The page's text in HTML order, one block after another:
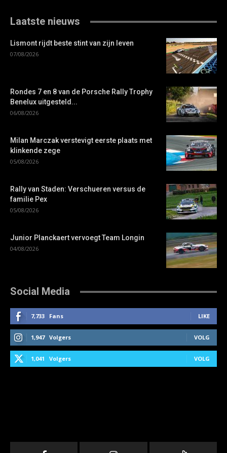
Laatste nieuws
Lismont rijdt beste stint van zijn leven
07/08/2026
Rondes 7 en 8 van de Porsche Rally Trophy
Benelux uitgesteld...
06/08/2026
Milan Marczak verstevigt eerste plaats met
klinkende zege
05/08/2026
Rally van Staden: Verschueren versus de
familie Pex
05/08/2026
Junior Planckaert vervoegt Team Longin
04/08/2026
Social Media
7,733 Fans LIKE
1,947 Volgers VOLG
1,041 Volgers VOLG